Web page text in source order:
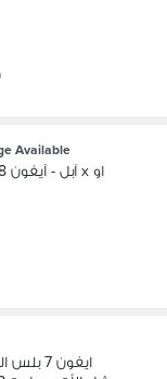
Available
ايفون